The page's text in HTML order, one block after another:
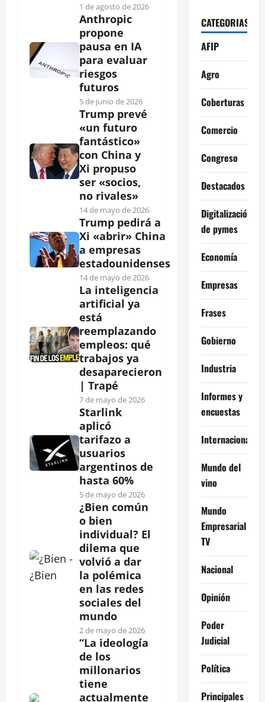
1 de agosto de 2026
Anthropic
propone
pausa en IA
para evaluar
riesgos
futuros
5 de junio de 2026
Trump prevé
«un futuro
fantástico»
con China y
Xi propuso
ser «socios,
no rivales»
14 de mayo de 2026
Trump pedirá a
Xi «abrir» China
a empresas
estadounidenses
14 de mayo de 2026
La inteligencia
artificial ya
está
reemplazando
empleos: qué
trabajos ya
desaparecieron
| Trapé
7 de mayo de 2026
Starlink
aplicó
tarifazo a
usuarios
argentinos de
hasta 60%
5 de mayo de 2026
¿Bien común
o bien
individual? El
dilema que
volvió a dar
la polémica
en las redes
sociales del
mundo
2 de mayo de 2026
“La ideología
de los
millonarios
tiene
actualmente
CATEGORIAS
AFIP
Agro
Coberturas
Comercio
Congreso
Destacados
Digitalización
de pymes
Economía
Empresas
Frases
Gobierno
Industria
Informes y
encuestas
Internacional
Mundo del
vino
Mundo
Empresarial
TV
Nacional
Opinión
Poder
Judicial
Política
Principales